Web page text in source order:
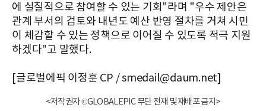
에 실질적으로 참여할 수 있는 기회"라며 "우수 제안은
관계 부서의 검토와 내년도 예산 반영 절차를 거쳐 시민
이 체감할 수 있는 정책으로 이어질 수 있도록 적극 지원
하겠다"고 말했다.
[글로벌에픽 이정훈 CP / smedail@daum.net]
<저작권자 ©GLOBALEPIC 무단 전재 및 재배포 금지>